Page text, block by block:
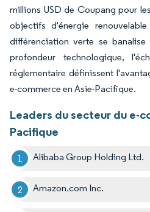
millions USD de Coupang pour
objectifs d'énergie
différenciation verte se
profondeur technologique,
réglementaire définissent
e-commerce en Asie-Pacifique.
Leaders du secteur du e-
Pacifique
Alibaba Group Holding Ltd.
Amazon.com Inc.